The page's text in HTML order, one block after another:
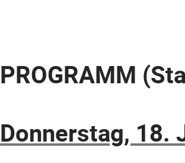
PROGRAMM
Donnerstag, 18.